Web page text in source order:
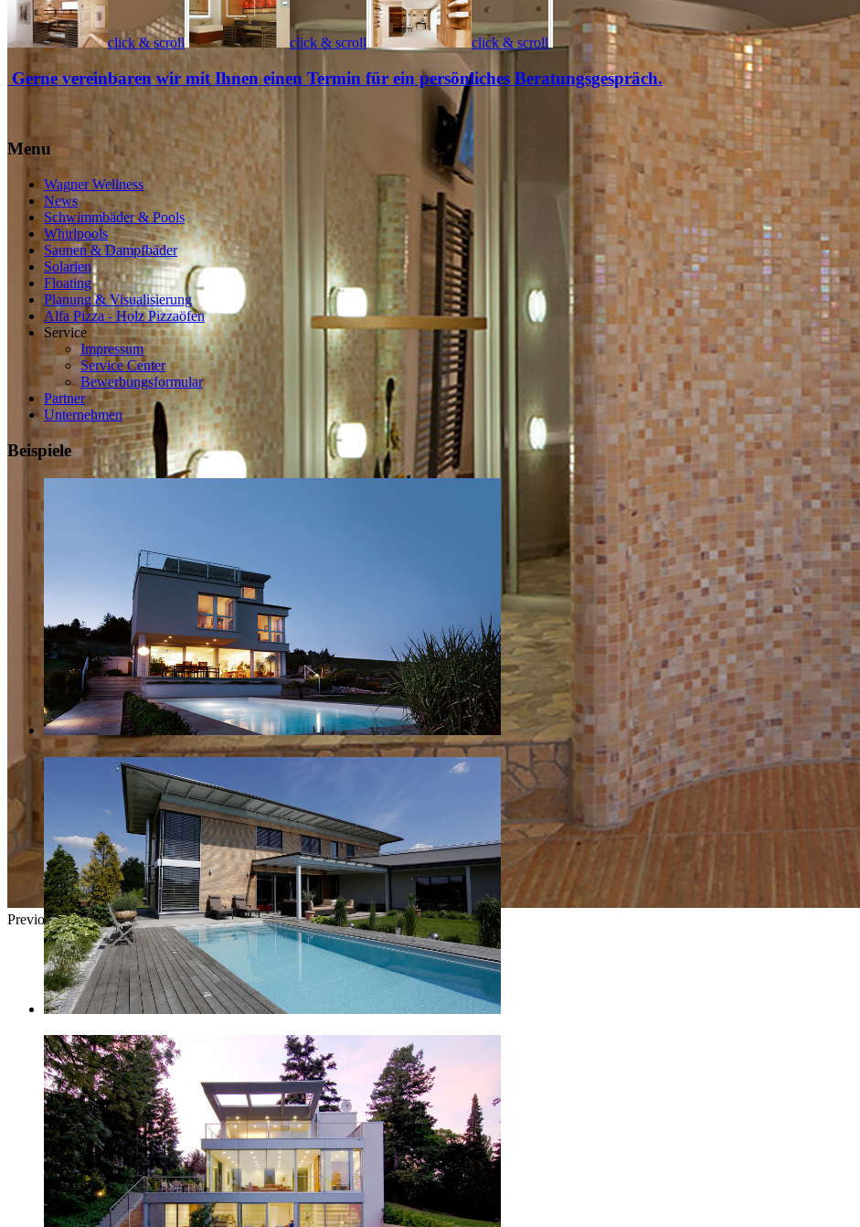
Previous Next
click & scroll click & scroll click & scroll
Gerne vereinbaren wir mit Ihnen einen Termin für ein persönliches Beratungsgespräch.
Menu
Wagner Wellness
News
Schwimmbäder & Pools
Whirlpools
Saunen & Dampfbäder
Solarien
Floating
Planung & Visualisierung
Alfa Pizza - Holz Pizzaöfen
Service
Impressum
Service Center
Bewerbungsformular
Partner
Unternehmen
Beispiele